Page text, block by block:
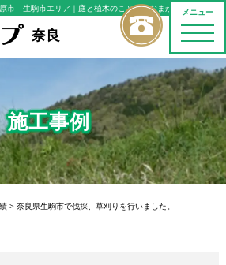
メニュー
toggle
市 生駒市エリア ｜庭と植木のことならおまかせください
奈良
施工事例
> 奈良県生駒市で伐採、草刈りを行いました。